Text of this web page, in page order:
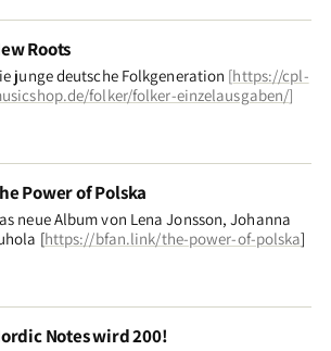
Roots
junge deutsche Folkgeneration [https://cpl-
folker/folker-einzelausgaben/]
Power of Polska
neue Album von Lena Jonsson, Johanna
[https://bfan.link/the-power-of-polska]
Notes wird 200!